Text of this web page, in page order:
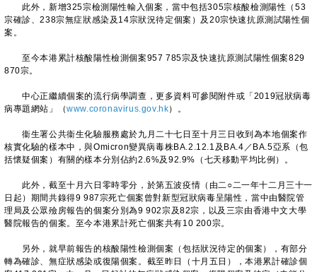
此外，新增325宗檢測陽性輸入個案，當中包括305宗核酸檢測陽性（53
宗確診、238宗無症狀感染及14宗狀況待定個案）及20宗快速抗原測試陽性個
案。
至今本港累計核酸陽性檢測個案957 785宗及快速抗原測試陽性個案829
870宗。
中心正繼續個案的流行病學調查，更多資料可參閱附件或「2019冠狀病毒
病專題網站」（www.coronavirus.gov.hk）。
衞生署公共衞生化驗服務處於九月二十七日至十月三日收到為本地個案作
核實化驗的樣本中，與Omicron變異病毒株BA.2.12.1及BA.4／BA.5亞系（包
括懷疑個案）有關的樣本分別佔約2.6%及92.9%（七天移動平均比例）。
此外，截至十月六日零時零分，於第五波疫情（由二○二一年十二月三十一
日起）期間共錄得9 987宗死亡個案曾對新型冠狀病毒呈陽性，當中由醫院管
理局及公眾殮房報告的個案分別為9 902宗及82宗，以及三宗由香港中文大學
醫院報告的個案。至今本港累計死亡個案共有10 200宗。
另外，就早前報告的核酸陽性檢測個案（包括狀況待定的個案），有部分
轉為確診、無症狀感染或復陽個案。截至昨日（十月五日），本港累計確診個